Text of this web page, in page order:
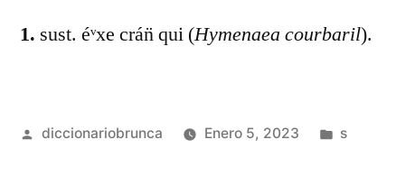
1. sust. éᵛxe crán̈ qui (Hymenaea courbaril).
diccionariobrunca Enero 5, 2023 s